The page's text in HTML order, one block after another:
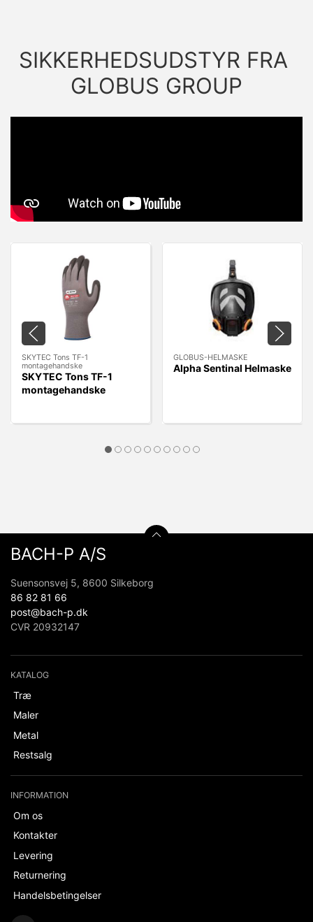
SIKKERHEDSUDSTYR FRA
GLOBUS GROUP
SKYTEC Tons TF-1
montagehandske
SKYTEC Tons TF-1
montagehandske
GLOBUS-HELMASKE
Alpha Sentinal Helmaske
BACH-P A/S
Suensonsvej 5, 8600 Silkeborg
86 82 81 66
post@bach-p.dk
CVR 20932147
KATALOG
Træ
Maler
Metal
Restsalg
INFORMATION
Om os
Kontakter
Levering
Returnering
Handelsbetingelser